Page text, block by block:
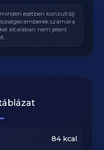
esetben konzultálj
emberek számára
általában nem jelent
84kcal